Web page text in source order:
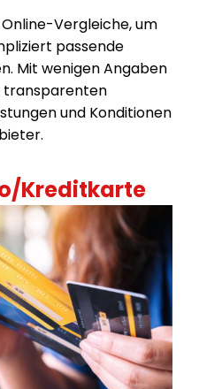
Vergleiche, um
passende
Mit wenigen Angaben
transparenten
und Konditionen
Kreditkarte